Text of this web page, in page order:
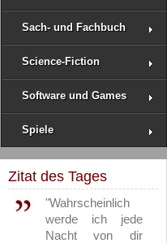
Sach- und Fachbuch
Science-Fiction
Software und Games
Spiele
Zitat des Tages
"Wahrscheinlich
werde ich jede
Nacht von dir